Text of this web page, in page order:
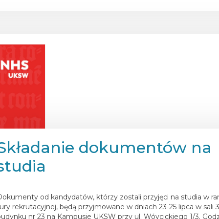
dokumentów na
od kandydatów, którzy zostali przyjęci na studia w
rekrutacyjnej, będą przyjmowane w dniach 23-25 lipca w sali
nr 23 na Kampusie UKSW przy ul. Wóycickiego 1/3.